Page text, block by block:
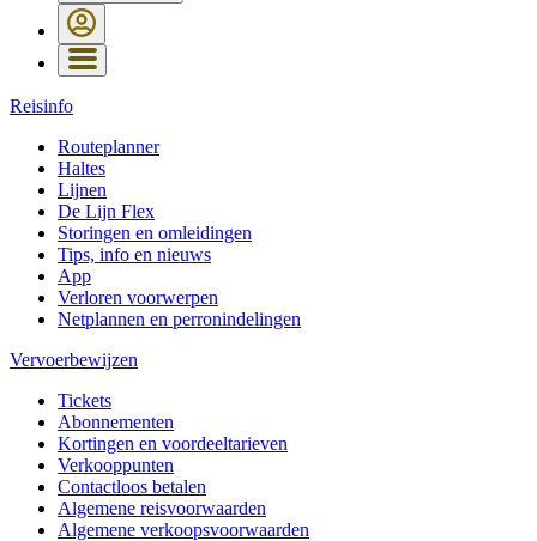
Reisinfo
Routeplanner
Haltes
Lijnen
De Lijn Flex
Storingen en omleidingen
Tips, info en nieuws
App
Verloren voorwerpen
Netplannen en perronindelingen
Vervoerbewijzen
Tickets
Abonnementen
Kortingen en voordeeltarieven
Verkooppunten
Contactloos betalen
Algemene reisvoorwaarden
Algemene verkoopsvoorwaarden